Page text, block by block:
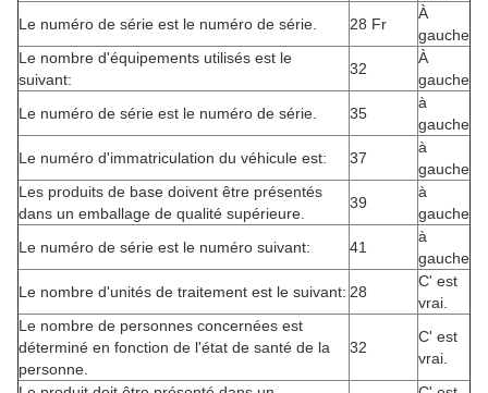
Le numéro de série est le numéro de série.
28 Fr
À
gauche
Le nombre d'équipements utilisés est le
suivant:
32
À
gauche
Le numéro de série est le numéro de série.
35
à
gauche
Le numéro d'immatriculation du véhicule est:
37
à
gauche
Les produits de base doivent être présentés
dans un emballage de qualité supérieure.
39
à
gauche
Le numéro de série est le numéro suivant:
41
à
gauche
Le nombre d'unités de traitement est le suivant: 28
C' est
vrai.
Le nombre de personnes concernées est
déterminé en fonction de l'état de santé de la
personne.
32
C' est
vrai.